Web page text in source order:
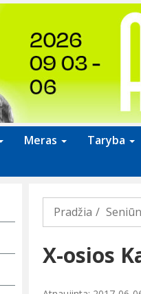
Meras Taryba
Pradžia
X-osios